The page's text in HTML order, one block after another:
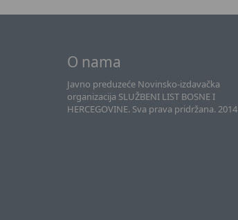
O nama
Javno preduzeće Novinsko-izdavačka
organizacija SLUŽBENI LIST BOSNE I
HERCEGOVINE. Sva prava pridržana. 2014